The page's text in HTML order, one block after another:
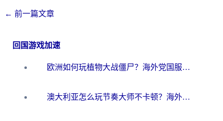
← 前一篇文章
回国游戏加速
欧洲如何玩植物大战僵尸？海外党国服游戏加速避坑指南（附实测对比）
澳大利亚怎么玩节奏大师不卡顿？海外党国服游戏加速终极指南